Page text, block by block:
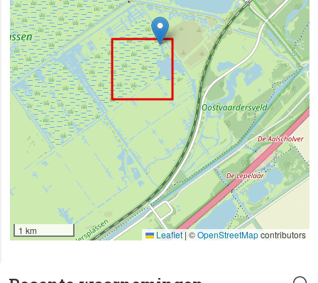
1 km Leaflet | ©OpenStreetMapcontributors